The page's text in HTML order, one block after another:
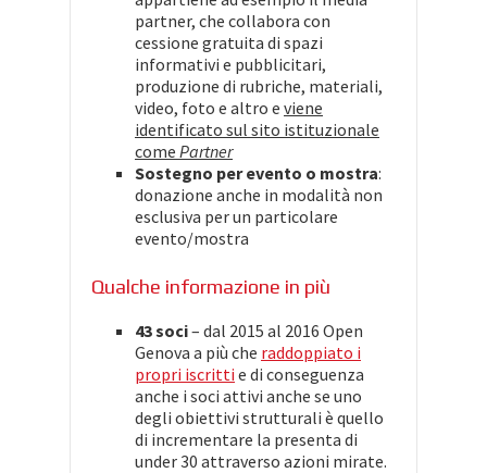
partner, che collabora con
cessione gratuita di spazi
informativi e pubblicitari,
produzione di rubriche, materiali,
video, foto e altro e viene
identificato sul sito istituzionale
come Partner
Sostegno per evento o mostra:
donazione anche in modalità non
esclusiva per un particolare
evento/mostra
Qualche informazione in più
43 soci– dal 2015 al 2016 Open
Genova a più che raddoppiato i
propri iscritti e di conseguenza
anche i soci attivi anche se uno
degli obiettivi strutturali è quello
di incrementare la presenta di
under 30 attraverso azioni mirate.